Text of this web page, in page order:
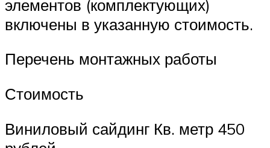
элементов (комплектующих)
включены в указанную стоимость.
Перечень монтажных работы
Стоимость
Виниловый сайдинг Кв. метр 450